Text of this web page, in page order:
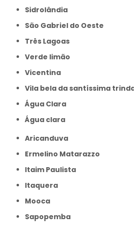
Sidrolândia
São Gabriel do Oeste
Três Lagoas
Verde limão
Vicentina
Vila bela da santíssima
Água Clara
Água clara
Aricanduva
Ermelino Matarazzo
Itaim Paulista
Itaquera
Mooca
Sapopemba